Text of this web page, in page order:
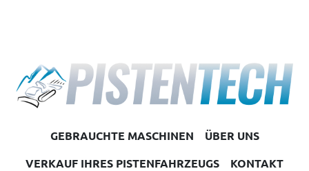
GEBRAUCHTE MASCHINEN
ÜBER UNS
VERKAUF IHRES PISTENFAHRZEUGS
KONTAKT